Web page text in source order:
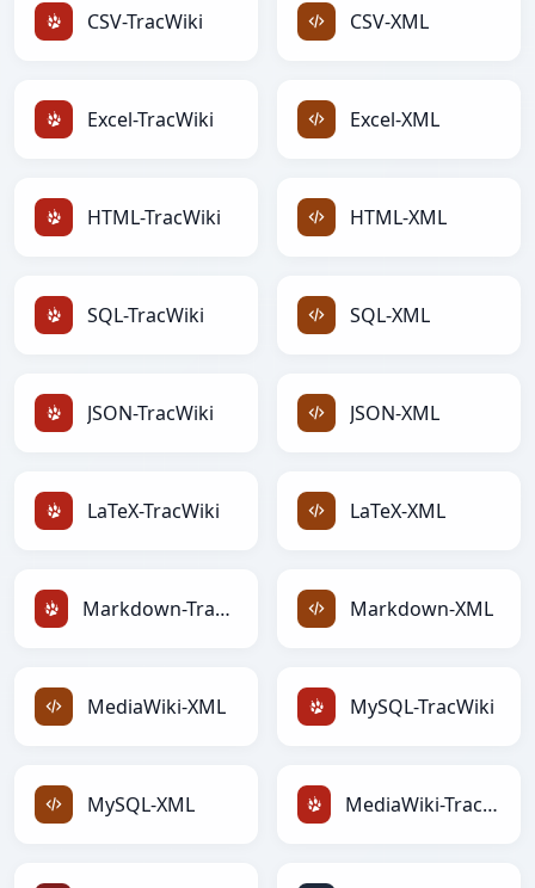
CSV-TracWiki CSV-XML
Excel-TracWiki Excel-XML
HTML-TracWiki HTML-XML
SQL-TracWiki SQL-XML
JSON-TracWiki JSON-XML
LaTeX-TracWiki LaTeX-XML
Markdown-TracWiki Markdown-XML
MediaWiki-XML MySQL-TracWiki
MySQL-XML MediaWiki-TracWiki